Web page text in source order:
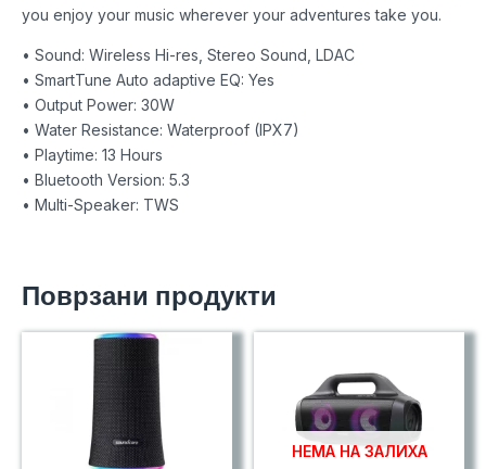
you enjoy your music wherever your adventures take you.
• Sound: Wireless Hi-res, Stereo Sound, LDAC
• SmartTune Auto adaptive EQ: Yes
• Output Power: 30W
• Water Resistance: Waterproof (IPX7)
• Playtime: 13 Hours
• Bluetooth Version: 5.3
• Multi-Speaker: TWS
Поврзани продукти
НЕМА НА ЗАЛИХА